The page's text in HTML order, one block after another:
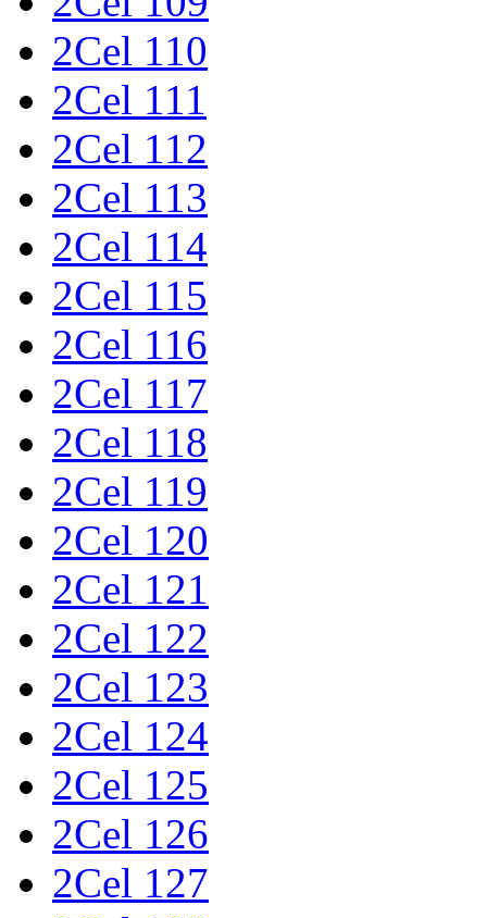
2Cel 110
2Cel 111
2Cel 112
2Cel 113
2Cel 114
2Cel 115
2Cel 116
2Cel 117
2Cel 118
2Cel 119
2Cel 120
2Cel 121
2Cel 122
2Cel 123
2Cel 124
2Cel 125
2Cel 126
2Cel 127